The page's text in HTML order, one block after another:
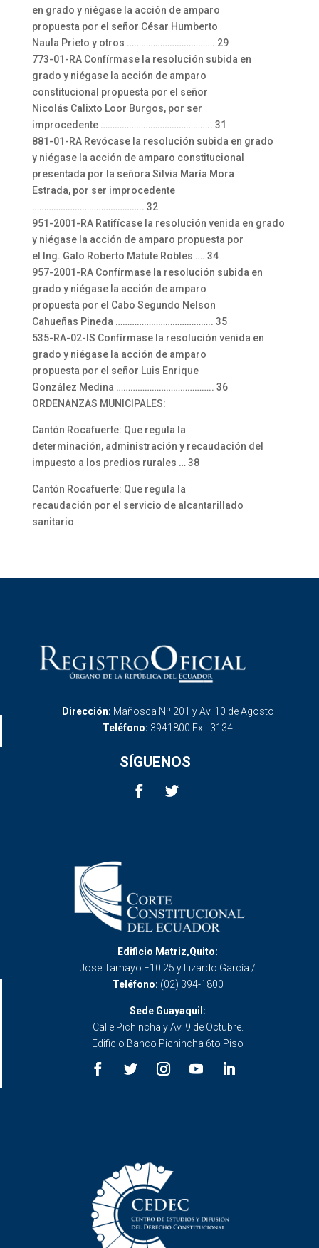
en grado y niégase la acción de amparo
propuesta por el señor César Humberto
Naula Prieto y otros ………………………………. 29
773-01-RA Confírmase la resolución subida en
grado y niégase la acción de amparo
constitucional propuesta por el señor
Nicolás Calixto Loor Burgos, por ser
improcedente ……………………………………….. 31
881-01-RA Revócase la resolución subida en grado
y niégase la acción de amparo constitucional
presentada por la señora Silvia María Mora
Estrada, por ser improcedente
……………………………………….. 32
951-2001-RA Ratifícase la resolución venida en grado
y niégase la acción de amparo propuesta por
el Ing. Galo Roberto Matute Robles …. 34
957-2001-RA Confírmase la resolución subida en
grado y niégase la acción de amparo
propuesta por el Cabo Segundo Nelson
Cahueñas Pineda ………………………………….. 35
535-RA-02-IS Confírmase la resolución venida en
grado y niégase la acción de amparo
propuesta por el señor Luis Enrique
González Medina ………………………………….. 36
ORDENANZAS MUNICIPALES:
Cantón Rocafuerte: Que regula la
determinación, administración y recaudación del
impuesto a los predios rurales … 38
Cantón Rocafuerte: Que regula la
recaudación por el servicio de alcantarillado
sanitario
Dirección: Mañosca Nº 201 y Av. 10 de Agosto
Teléfono: 3941800 Ext. 3134
SÍGUENOS
Edificio Matriz,Quito:
José Tamayo E10 25 y Lizardo García /
Teléfono: (02) 394-1800
Sede Guayaquil:
Calle Pichincha y Av. 9 de Octubre.
Edificio Banco Pichincha 6to Piso